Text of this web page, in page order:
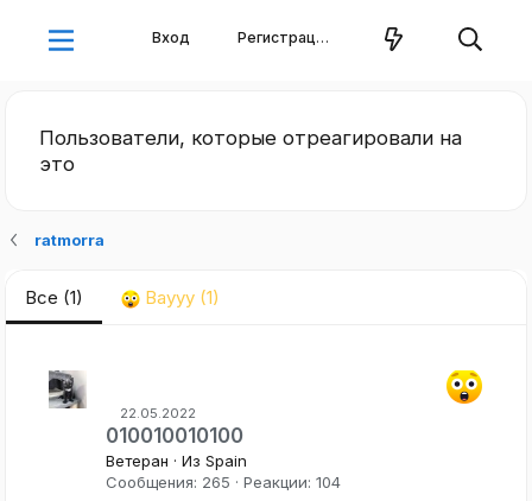
Вход Регистрация
Пользователи, которые отреагировали на
это
ratmorra
Все (1) Ваууу (1)
22.05.2022
010010010100
Ветеран · Из Spain
Сообщения 265 Реакции 104